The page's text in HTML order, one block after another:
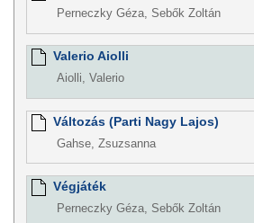
Perneczky Géza, Sebők Zoltán
Valerio Aiolli
Aiolli, Valerio
Változás (Parti Nagy Lajos)
Gahse, Zsuzsanna
Végjáték
Perneczky Géza, Sebők Zoltán